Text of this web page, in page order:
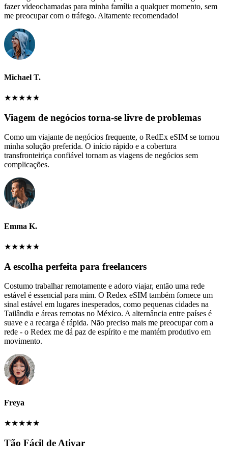
fazer videochamadas para minha família a qualquer momento, sem
me preocupar com o tráfego. Altamente recomendado!
Michael T.
★★★★★
Viagem de negócios torna-se livre de problemas
Como um viajante de negócios frequente, o RedEx eSIM se tornou
minha solução preferida. O início rápido e a cobertura
transfronteiriça confiável tornam as viagens de negócios sem
complicações.
Emma K.
★★★★★
A escolha perfeita para freelancers
Costumo trabalhar remotamente e adoro viajar, então uma rede
estável é essencial para mim. O Redex eSIM também fornece um
sinal estável em lugares inesperados, como pequenas cidades na
Tailândia e áreas remotas no México. A alternância entre países é
suave e a recarga é rápida. Não preciso mais me preocupar com a
rede - o Redex me dá paz de espírito e me mantém produtivo em
movimento.
Freya
★★★★★
Tão Fácil de Ativar